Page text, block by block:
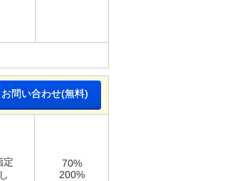
お問い合わせ(無料)
定
70%
200%